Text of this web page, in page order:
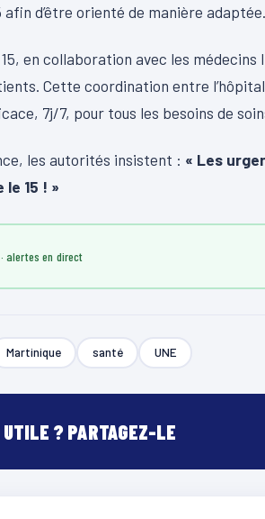
afin d’être orienté de manière adaptée.
en collaboration avec les
Cette coordination entre
7j/7, pour tous les besoins de
les autorités insistent : « Les
le 15 ! »
Martinique santé UNE
? PARTAGEZ-LE